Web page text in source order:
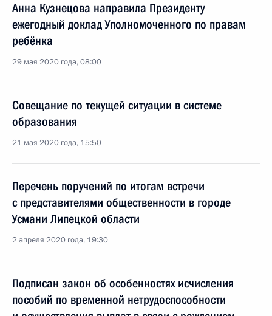
Анна Кузнецова направила Президенту
ежегодный доклад Уполномоченного по правам
ребёнка
29 мая 2020 года, 08:00
Совещание по текущей ситуации в системе
образования
21 мая 2020 года, 15:50
Перечень поручений по итогам встречи
с представителями общественности в городе
Усмани Липецкой области
2 апреля 2020 года, 19:30
Подписан закон об особенностях исчисления
пособий по временной нетрудоспособности